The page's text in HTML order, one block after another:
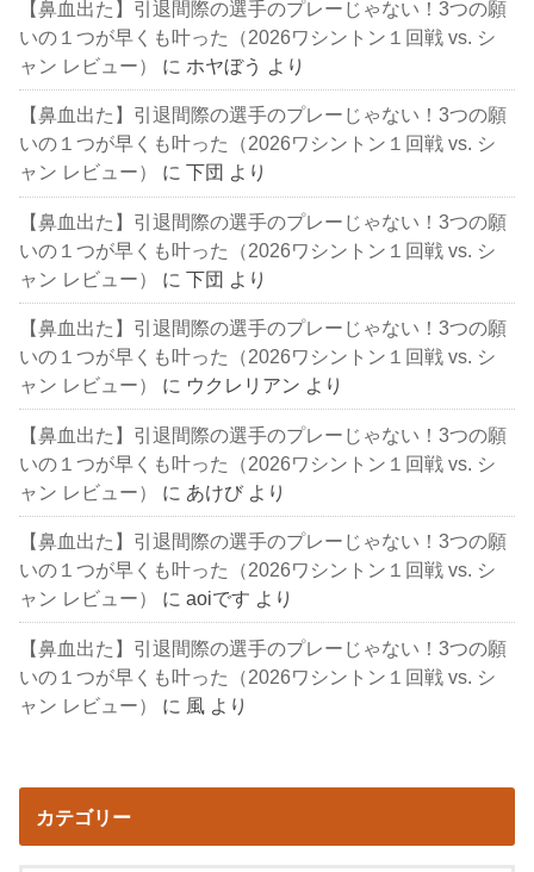
【鼻血出た】引退間際の選手のプレーじゃない！3つの願
いの１つが早くも叶った（2026ワシントン１回戦 vs. シ
ャン レビュー）
に ホヤぼう より
【鼻血出た】引退間際の選手のプレーじゃない！3つの願
いの１つが早くも叶った（2026ワシントン１回戦 vs. シ
ャン レビュー）
に下団 より
【鼻血出た】引退間際の選手のプレーじゃない！3つの願
いの１つが早くも叶った（2026ワシントン１回戦 vs. シ
ャン レビュー）
に下団 より
【鼻血出た】引退間際の選手のプレーじゃない！3つの願
いの１つが早くも叶った（2026ワシントン１回戦 vs. シ
ャン レビュー）
に ウクレリアン より
【鼻血出た】引退間際の選手のプレーじゃない！3つの願
いの１つが早くも叶った（2026ワシントン１回戦 vs. シ
ャン レビュー）
に あけび より
【鼻血出た】引退間際の選手のプレーじゃない！3つの願
いの１つが早くも叶った（2026ワシントン１回戦 vs. シ
ャン レビュー）
にaoiです より
【鼻血出た】引退間際の選手のプレーじゃない！3つの願
いの１つが早くも叶った（2026ワシントン１回戦 vs. シ
ャン レビュー）
に 風 より
カテゴリー